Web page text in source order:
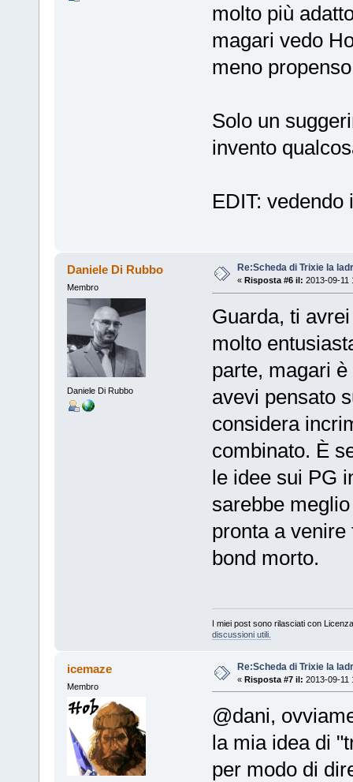
molto più
magari vedo
meno
Solo un
invento
EDIT:
Daniele Di Rubbo
Membro
Daniele Di Rubbo
Re:Scheda di Trixie la
« Risposta #6 il: 2013-09-11
Guarda, ti
molto
parte, magari
avevi pensato
considera
combinato. È
le idee sui PG
sarebbe
pronta a
bond morto.
I miei post sono rilasciati con
discussioni utili.
icemaze
Membro
Re:Scheda di Trixie la
« Risposta #7 il: 2013-09-11
@dani,
la mia idea di
per modo di